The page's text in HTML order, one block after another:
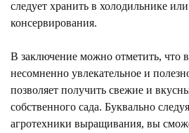
следует хранить в холодильнике
консервирования.
В заключение можно отметить, что
несомненно увлекательное и
позволяет получить свежие и
собственного сада. Буквально
агротехники выращивания, вы